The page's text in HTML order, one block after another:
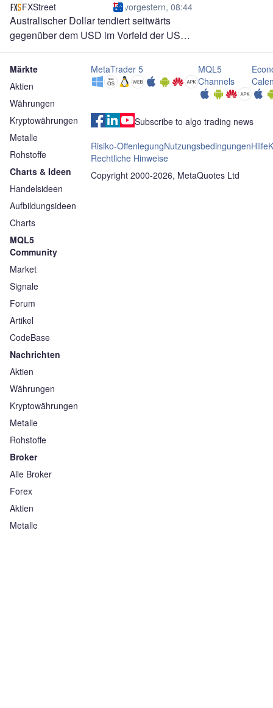
FXStreet vorgestern, 08:44
Australischer Dollar tendiert seitwärts
gegenüber dem USD im Vorfeld der US-
ADP-Arbeitsmarktdaten
Märkte
Aktien
Währungen
Kryptowährungen
Metalle
Rohstoffe
Charts & Ideen
Handelsideen
Aufbildungsideen
Charts
MQL5
Community
Market
Signale
Forum
Artikel
CodeBase
Nachrichten
Aktien
Währungen
Kryptowährungen
Metalle
Rohstoffe
Broker
Alle Broker
Forex
Aktien
Metalle
MetaTrader 5
MQL5
Channels
Subscribe to algo trading news
Risiko-OffenlegungNutzungsbedingungenHilfe
Rechtliche Hinweise
Copyright 2000-2026, MetaQuotes Ltd